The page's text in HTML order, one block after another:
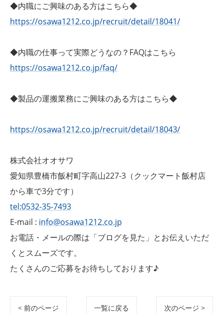
◆内職にご興味のある方はこちら◆
https://osawa1212.co.jp/recruit/detail/18041/
◆内職の仕事って実際どうなの？FAQはこちら
https://osawa1212.co.jp/faq/
◆製品の運搬業務にご興味のある方はこちら◆
https://osawa1212.co.jp/recruit/detail/18043/
株式会社オオサワ
愛知県豊橋市飯村町字高山227-3（クックマート飯村店
から車で3分です）
tel:0532-35-7493
E-mail : info@osawa1212.co.jp
お電話・メールの際は「ブログを見た」とお伝えいただ
くとスムーズです。
たくさんのご応募をお待ちしております♪
< 前のページ 一覧に戻る 次のページ >